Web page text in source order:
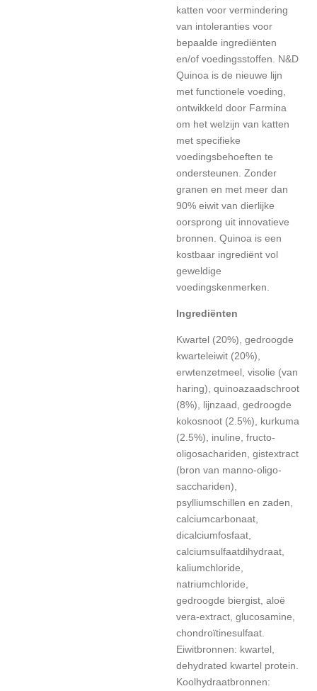
katten voor vermindering
van intoleranties voor
bepaalde ingrediënten
en/of voedingsstoffen. N&D
Quinoa is de nieuwe lijn
met functionele voeding,
ontwikkeld door Farmina
om het welzijn van katten
met specifieke
voedingsbehoeften te
ondersteunen. Zonder
granen en met meer dan
90% eiwit van dierlijke
oorsprong uit innovatieve
bronnen. Quinoa is een
kostbaar ingrediënt vol
geweldige
voedingskenmerken.
Ingrediënten
Kwartel (20%), gedroogde
kwarteleiwit (20%),
erwtenzetmeel, visolie (van
haring), quinoazaadschroot
(8%), lijnzaad, gedroogde
kokosnoot (2.5%), kurkuma
(2.5%), inuline, fructo-
oligosachariden, gistextract
(bron van manno-oligo-
sacchariden),
psylliumschillen en zaden,
calciumcarbonaat,
dicalciumfosfaat,
calciumsulfaatdihydraat,
kaliumchloride,
natriumchloride,
gedroogde biergist, aloë
vera-extract, glucosamine,
chondroïtinesulfaat.
Eiwitbronnen: kwartel,
dehydrated kwartel protein.
Koolhydraatbronnen: